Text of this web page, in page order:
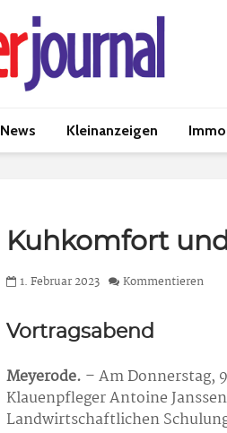
News Kleinanzeigen Immo
Kuhkomfort
1. Februar 2023 Kommentieren
Vortragsabend
Meyerode. – Am Donnerstag,
Klauenpfleger Antoine
Landwirtschaftlichen